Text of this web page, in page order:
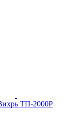
ТП-2000Р